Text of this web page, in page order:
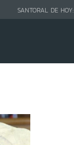
SANTORAL DE HOY: